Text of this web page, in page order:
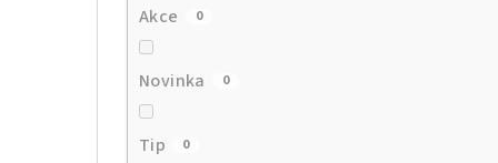
Akce 0
Novinka 0
Tip 0